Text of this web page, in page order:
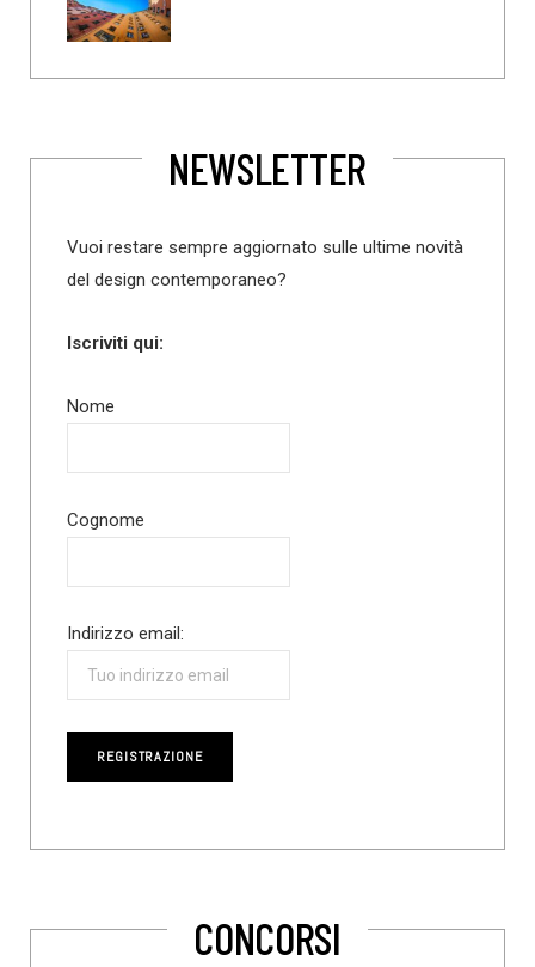
NEWSLETTER
Vuoi restare sempre aggiornato sulle ultime novità
del design contemporaneo?
Iscriviti qui:
Nome
Cognome
Indirizzo email:
CONCORSI